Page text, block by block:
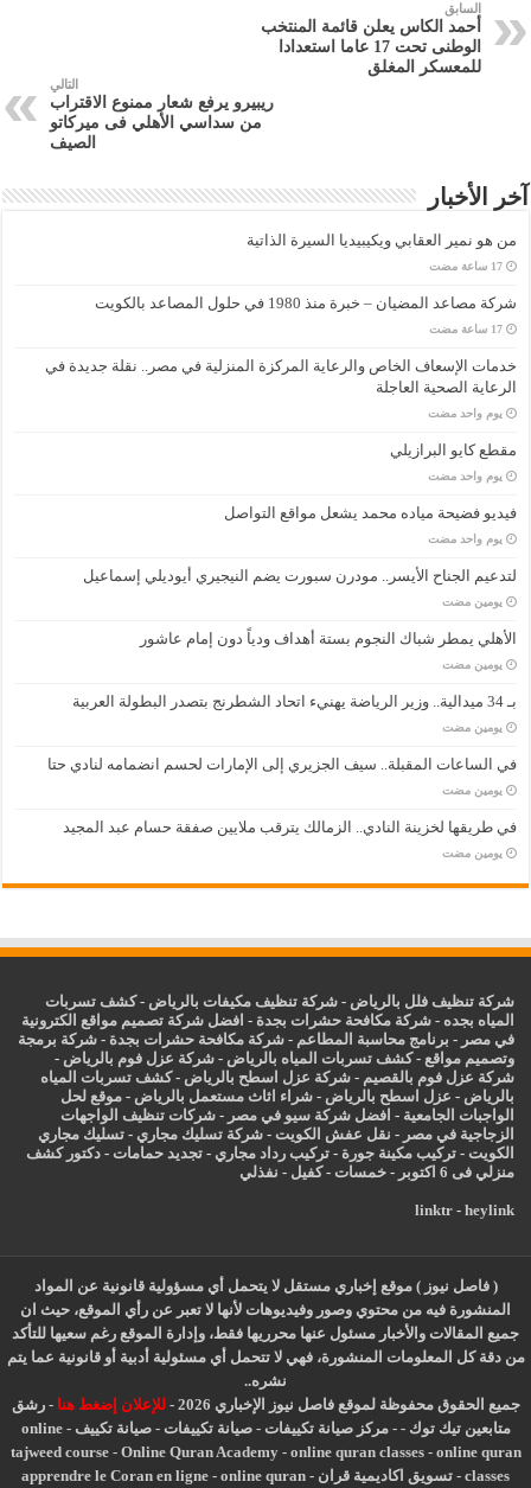
السابق
أحمد الكاس يعلن قائمة المنتخب
الوطنى تحت 17 عاما استعدادا
للمعسكر المغلق
التالي
ريبيرو يرفع شعار ممنوع الاقتراب
من سداسي الأهلي فى ميركاتو
الصيف
آخر الأخبار
من هو نمير العقابي ويكيبيديا السيرة الذاتية
‏17 ساعة مضت
شركة مصاعد المضيان – خبرة منذ 1980 في حلول المصاعد بالكويت
‏17 ساعة مضت
خدمات الإسعاف الخاص والرعاية المركزة المنزلية في مصر.. نقلة جديدة في
الرعاية الصحية العاجلة
‏يوم واحد مضت
مقطع كايو البرازيلي
‏يوم واحد مضت
فيديو فضيحة مياده محمد يشعل مواقع التواصل
‏يوم واحد مضت
لتدعيم الجناح الأيسر.. مودرن سبورت يضم النيجيري أيوديلي إسماعيل
‏يومين مضت
الأهلي يمطر شباك النجوم بستة أهداف ودياً دون إمام عاشور
‏يومين مضت
بـ 34 ميدالية.. وزير الرياضة يهنيء اتحاد الشطرنج بتصدر البطولة العربية
‏يومين مضت
في الساعات المقبلة.. سيف الجزيري إلى الإمارات لحسم انضمامه لنادي حتا
‏يومين مضت
في طريقها لخزينة النادي.. الزمالك يترقب ملايين صفقة حسام عبد المجيد
‏يومين مضت
شركة تنظيف فلل بالرياض -شركة تنظيف مكيفات بالرياض -كشف تسربات
المياه بجده -شركة مكافحة حشرات بجدة - افضل شركة تصميم مواقع الكترونية
في مصر - برنامج محاسبة المطاعم -شركة مكافحة حشرات بجدة -شركة برمجة
وتصميم مواقع -كشف تسربات المياه بالرياض -شركة عزل فوم بالرياض -
شركة عزل فوم بالقصيم -شركة عزل اسطح بالرياض -كشف تسربات المياه
بالرياض - عزل اسطح بالرياض -شراء اثاث مستعمل بالرياض - موقع لحل
الواجبات الجامعية - افضل شركة سيو في مصر -شركات تنظيف الواجهات
الزجاجية في مصر - نقل عفش الكويت -شركة تسليك مجاري -تسليك مجاري
الكويت -تركيب مكينة جورة -تركيب رداد مجاري -تجديد حمامات -دكتور كشف
منزلي فى 6 اكتوبر
-خمسات -كفيل - نفذلي
linktr- heylink
( فاصل نيوز ) موقع إخباري مستقل لا يتحمل أي مسؤولية قانونية عن المواد
المنشورة فيه من محتوي وصور وفيديوهات لأنها لا تعبر عن رأي الموقع، حيث ان
جميع المقالات والأخبار مسئول عنها محرريها فقط، وإدارة الموقع رغم سعيها للتأكد
من دقة كل المعلومات المنشورة، فهي لا تتحمل أي مسئولية أدبية أو قانونية عما يتم
نشره..
جميع الحقوق محفوظة لموقع فاصل نيوز الإخباري 2026 -
للإعلان إضغط هنا -رشق
متابعين تيك توك -
-مركز صيانة تكييفات -صيانة تكييفات -صيانة تكييف -
online
tajweed course- Online Quran Academy- online quran classes- online quran
classes
- تسويق اكاديمية قران -
apprendre le Coran en ligne - online quran